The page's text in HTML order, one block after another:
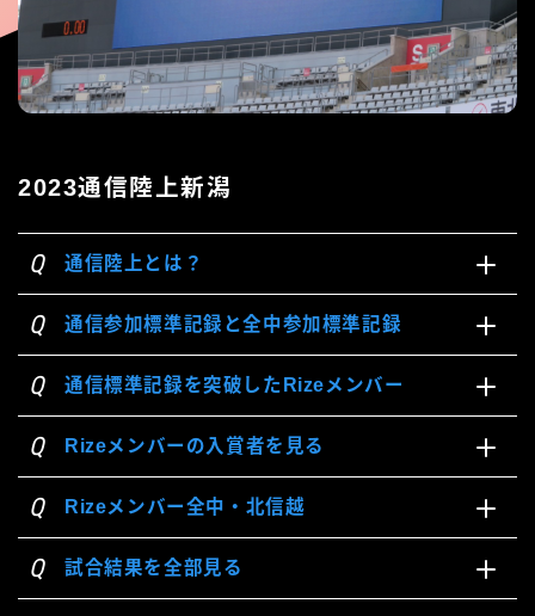
2023通信陸上新潟
Q 通信陸上とは？
Q 通信参加標準記録と全中参加標準記録
Q 通信標準記録を突破したRizeメンバー
Q Rizeメンバーの入賞者を見る
Q Rizeメンバー全中・北信越
Q 試合結果を全部見る